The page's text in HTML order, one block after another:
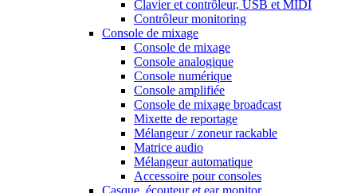
Clavier et contrôleur, USB et MIDI
Contrôleur monitoring
Console de mixage
Console de mixage
Console analogique
Console numérique
Console amplifiée
Console de mixage broadcast
Mixette de reportage
Mélangeur / zoneur rackable
Matrice audio
Mélangeur automatique
Accessoire pour consoles
Casque, écouteur et ear monitor